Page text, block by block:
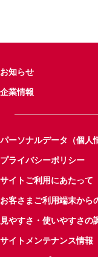
お知らせ
企業情報
パーソナルデータ（個人
プライバシーポリシー
サイトご利用にあたって
お客さまご利用端末から
見やすさ・使いやすさの
サイトメンテナンス情報